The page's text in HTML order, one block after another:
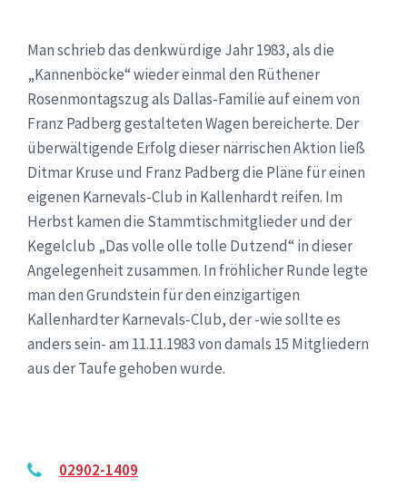
Man schrieb das denkwürdige Jahr 1983, als die
„Kannenböcke“ wieder einmal den Rüthener
Rosenmontagszug als Dallas-Familie auf einem von
Franz Padberg gestalteten Wagen bereicherte. Der
überwältigende Erfolg dieser närrischen Aktion ließ
Ditmar Kruse und Franz Padberg die Pläne für einen
eigenen Karnevals-Club in Kallenhardt reifen. Im
Herbst kamen die Stammtischmitglieder und der
Kegelclub „Das volle olle tolle Dutzend“ in dieser
Angelegenheit zusammen. In fröhlicher Runde legte
man den Grundstein für den einzigartigen
Kallenhardter Karnevals-Club, der -wie sollte es
anders sein- am 11.11.1983 von damals 15 Mitgliedern
aus der Taufe gehoben wurde.
02902-1409